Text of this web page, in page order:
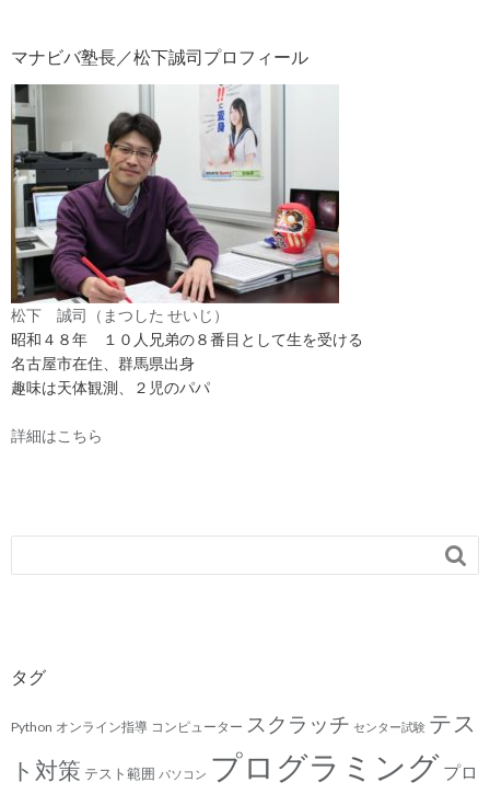
マナビバ塾長／松下誠司プロフィール
松下 誠司（まつした せいじ）
昭和４８年 １０人兄弟の８番目として生を受ける
名古屋市在住、群馬県出身
趣味は天体観測、２児のパパ
詳細はこちら

タグ
Python オンライン指導 コンピューター スクラッチ センター試験 テス
ト対策 テスト範囲 パソコン プログラミング プロ